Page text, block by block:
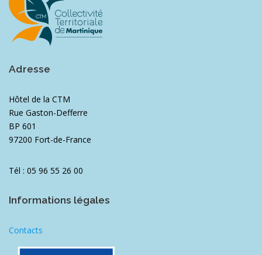
Adresse
Hôtel de la CTM
Rue Gaston-Defferre
BP 601
97200 Fort-de-France
Tél : 05 96 55 26 00
Informations légales
Contacts